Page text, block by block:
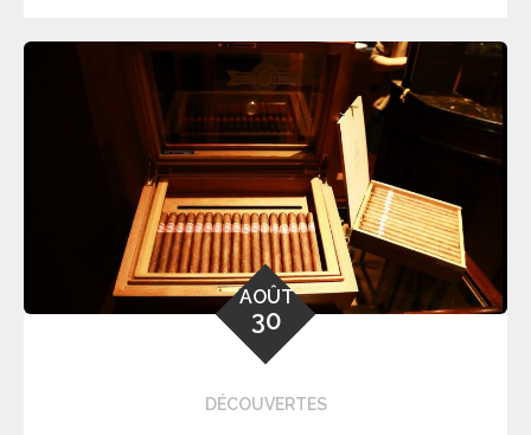
AOÛT
30
DÉCOUVERTES